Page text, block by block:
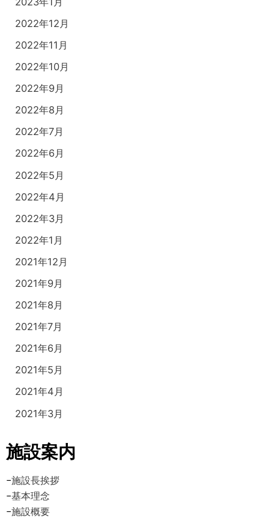
2022年12月
2022年11月
2022年10月
2022年9月
2022年8月
2022年7月
2022年6月
2022年5月
2022年4月
2022年3月
2022年1月
2021年12月
2021年9月
2021年8月
2021年7月
2021年6月
2021年5月
2021年4月
2021年3月
施設案内
−施設長挨拶
−基本理念
−施設概要